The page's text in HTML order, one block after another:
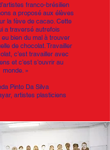
franco-brésilien
a proposé aux élèves
la fève de cacao. Cette
a traversé autrefois
eu bien du mal à trouver
de chocolat. Travailler
c’est travailler avec
et c’est s’ouvrir au
monde. »
Pinto Da Silva
artistes plasticiens